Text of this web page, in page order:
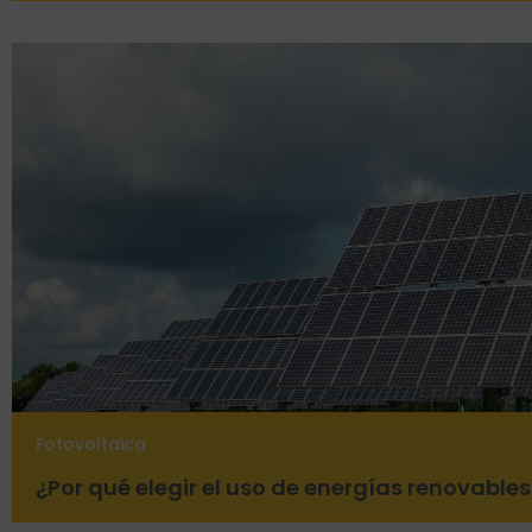
Fotovoltaica
¿Por qué elegir el uso de energías